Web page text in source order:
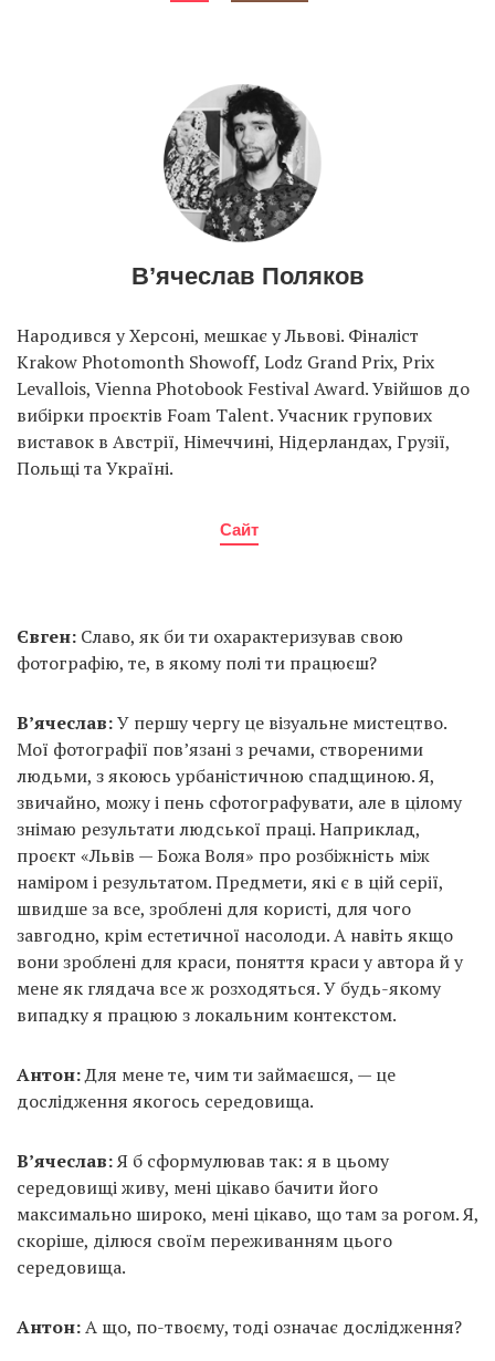
В’ячеслав Поляков
Народився у Херсоні, мешкає у Львові. Фіналіст
Krakow Photomonth Showoff, Lodz Grand Prix, Prix
Levallois, Vienna Photobook Festival Award. Увійшов до
вибірки проєктів Foam Talent. Учасник групових
виставок в Австрії, Німеччині, Нідерландах, Грузії,
Польщі та Україні.
Сайт
Євген: Славо, як би ти охарактеризував свою
фотографію, те, в якому полі ти працюєш?
В’ячеслав:У першу чергу це візуальне мистецтво.
Мої фотографії пов’язані з речами, створеними
людьми, з якоюсь урбаністичною спадщиною. Я,
звичайно, можу і пень сфотографувати, але в цілому
знімаю результати людської праці. Наприклад,
проєкт «Львів — Божа Воля» про розбіжність між
наміром і результатом. Предмети, які є в цій серії,
швидше за все, зроблені для користі, для чого
завгодно, крім естетичної насолоди. А навіть якщо
вони зроблені для краси, поняття краси у автора й у
мене як глядача все ж розходяться. У будь-якому
випадку я працюю з локальним контекстом.
Антон:Для мене те, чим ти займаєшся, — це
дослідження якогось середовища.
В’ячеслав:Я б сформулював так: я в цьому
середовищі живу, мені цікаво бачити його
максимально широко, мені цікаво, що там за рогом. Я,
скоріше, ділюся своїм переживанням цього
середовища.
Антон:А що, по-твоєму, тоді означає дослідження?